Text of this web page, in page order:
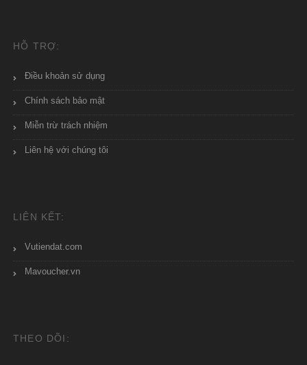
HỖ TRỢ:
Điều khoản sử dụng
Chính sách bảo mật
Miễn trừ trách nhiệm
Liên hệ với chúng tôi
LIÊN KẾT:
Vutiendat.com
Mavoucher.vn
THEO DÕI: